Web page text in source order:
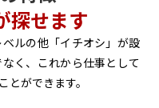
探せます
ルの他「イチオシ」が設
く、これから仕事として
とができます。